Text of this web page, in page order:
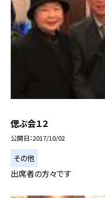
偲ぶ会１２
公開日 2017/10/02
その他
出席者の方々です